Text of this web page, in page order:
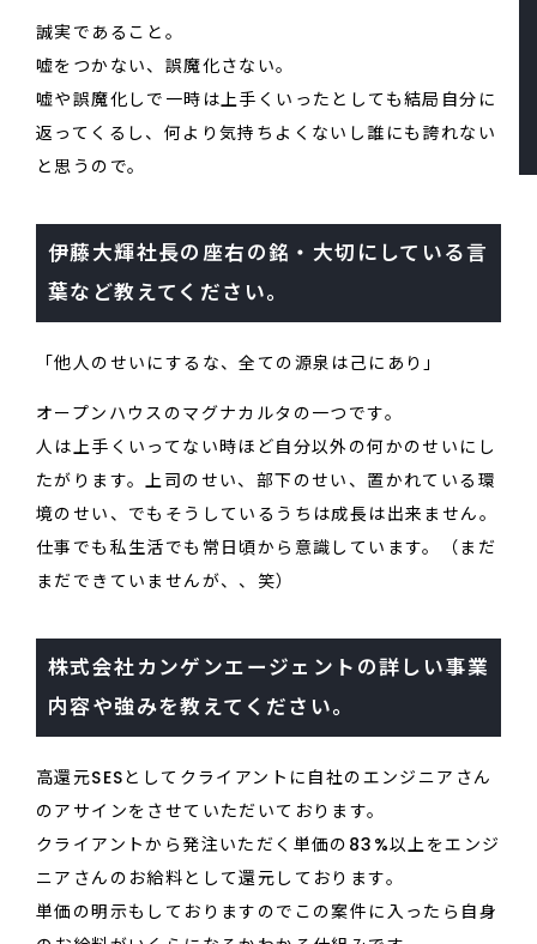
誠実であること。
嘘をつかない、誤魔化さない。
嘘や誤魔化しで一時は上手くいったとしても結局自分に
返ってくるし、何より気持ちよくないし誰にも誇れない
と思うので。
伊藤大輝社長の座右の銘・大切にしている言
葉など教えてください。
「他人のせいにするな、全ての源泉は己にあり」
オープンハウスのマグナカルタの一つです。
人は上手くいってない時ほど自分以外の何かのせいにし
たがります。上司のせい、部下のせい、置かれている環
境のせい、でもそうしているうちは成長は出来ません。
仕事でも私生活でも常日頃から意識しています。（まだ
まだできていませんが、、笑）
株式会社カンゲンエージェントの詳しい事業
内容や強みを教えてください。
高還元SESとしてクライアントに自社のエンジニアさん
のアサインをさせていただいております。
クライアントから発注いただく単価の83%以上をエンジ
ニアさんのお給料として還元しております。
単価の明示もしておりますのでこの案件に入ったら自身